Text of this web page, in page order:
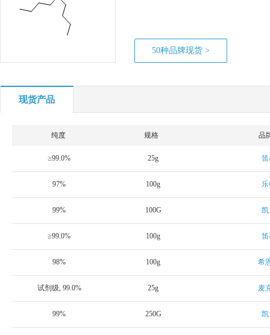
50种品牌现货 >
现货产品
纯度 规格 品
≥99.0% 25g
97% 100g
99% 100G
≥99.0% 100g
98% 100g 希
试剂级, 99.0% 25g 麦
99% 250G